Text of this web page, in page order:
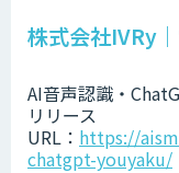
株式会社IVRy
AI音声認識・
リリース
URL： https://
chatgpt-youyaku/